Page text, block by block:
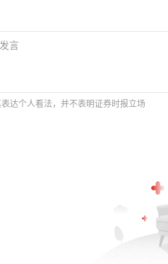
言
达个人看法，并不表明证券时报立场